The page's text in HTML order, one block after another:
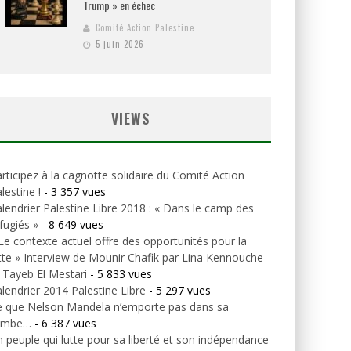
Trump » en échec
Comité Action Palestine
5 juin 2026
VIEWS
à la cagnotte solidaire du Comité Action
! - 3 357 vues
Palestine Libre 2018 : « Dans le camp des
» - 8 649 vues
contexte actuel offre des opportunités pour la
» Interview de Mounir Chafik par Lina Kennouche
El Mestari - 5 833 vues
2014 Palestine Libre - 5 297 vues
que Nelson Mandela n’emporte pas dans sa
- 6 387 vues
peuple qui lutte pour sa liberté et son indépendance